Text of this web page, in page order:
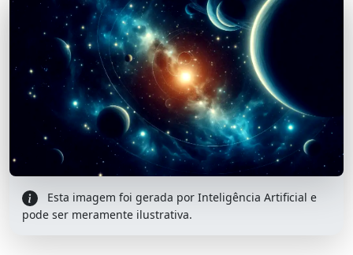
Esta imagem foi gerada por Inteligência Artificial e
pode ser meramente ilustrativa.